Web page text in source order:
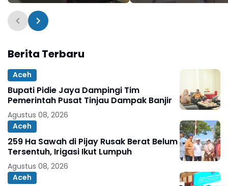
Berita Terbaru
Aceh
Bupati Pidie Jaya Dampingi Tim
Pemerintah Pusat Tinjau Dampak Banjir
Agustus 08, 2026
Aceh
259 Ha Sawah di Pijay Rusak Berat Belum
Tersentuh, Irigasi Ikut Lumpuh
Agustus 08, 2026
Aceh